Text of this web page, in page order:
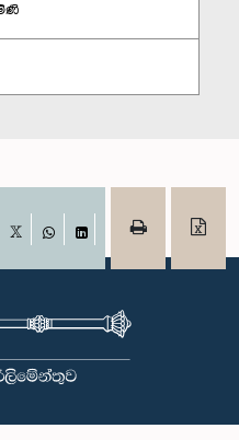
WhatsAppLinkedIn